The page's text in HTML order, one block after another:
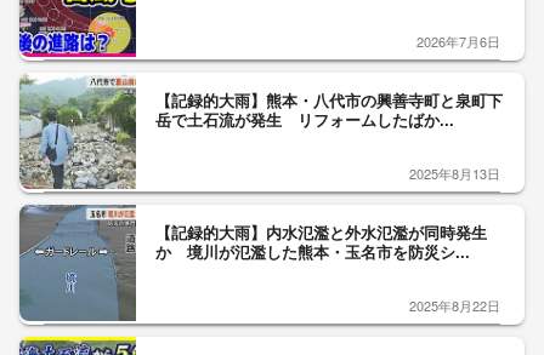
2026年7月6日
【記録的大雨】熊本・八代市の興善寺町と泉町下
岳で土石流が発生 リフォームしたばか...
2025年8月13日
【記録的大雨】内水氾濫と外水氾濫が同時発生
か 境川が氾濫した熊本・玉名市を防災シ...
2025年8月22日